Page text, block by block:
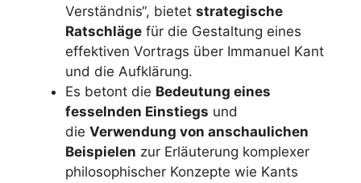
Verständnis“, bietet strategische
Ratschläge für die Gestaltung eines
effektiven Vortrags über Immanuel Kant
und die Aufklärung.
Es betont die Bedeutung eines
fesselnden Einstiegs und
die Verwendung von anschaulichen
Beispielen zur Erläuterung komplexer
philosophischer Konzepte wie Kants